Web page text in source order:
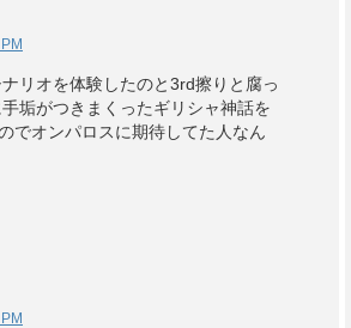
リオを体験したのと3rd擦りと腐っ
垢がつきまくったギリシャ神話を
でオンパロスに期待してた人なん